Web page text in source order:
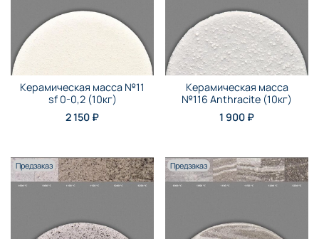
Керамическая масса №11
sf 0-0,2 (10кг)
2 150 ₽
Керамическая масса
№116 Anthraсite (10кг)
1 900 ₽
Предзаказ Предзаказ